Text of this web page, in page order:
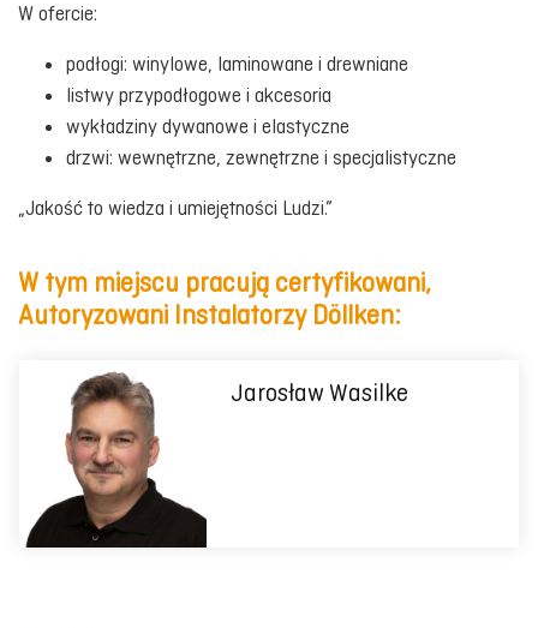
W ofercie:
podłogi: winylowe, laminowane i drewniane
listwy przypodłogowe i akcesoria
wykładziny dywanowe i elastyczne
drzwi: wewnętrzne, zewnętrzne i specjalistyczne
„Jakość to wiedza i umiejętności Ludzi.”
W tym miejscu pracują certyfikowani,
Autoryzowani Instalatorzy Döllken:
Jarosław Wasilke